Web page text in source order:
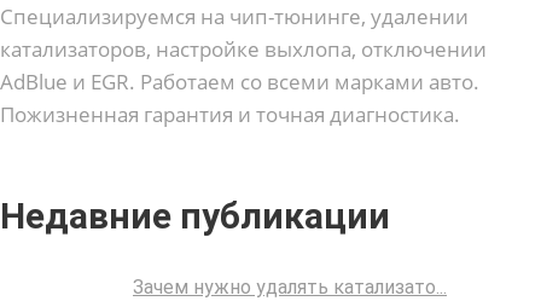
Специализируемся на чип-тюнинге, удалении
катализаторов, настройке выхлопа, отключении
AdBlue и EGR. Работаем со всеми марками авто.
Пожизненная гарантия и точная диагностика.
Недавние публикации
Зачем нужно удалять катализато...